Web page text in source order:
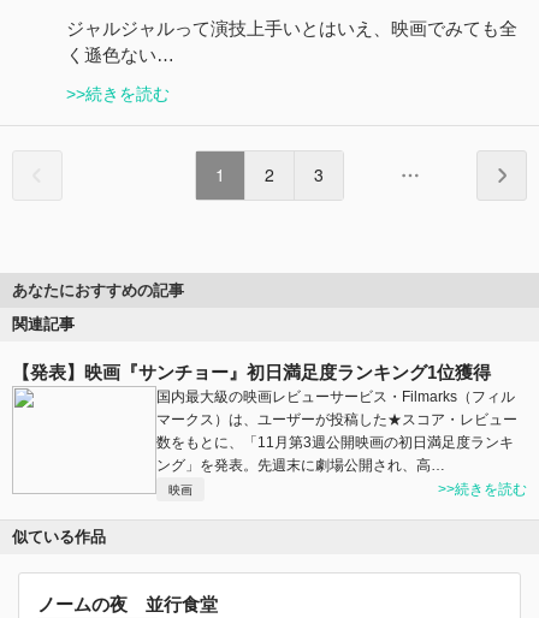
ジャルジャルって演技上手いとはいえ、映画でみても全
く遜色ない…
>>続きを読む
1 2 3
あなたにおすすめの記事
関連記事
【発表】映画『サンチョー』初日満足度ランキング1位獲得
国内最大級の映画レビューサービス・Filmarks（フィル
マークス）は、ユーザーが投稿した★スコア・レビュー
数をもとに、「11月第3週公開映画の初日満足度ランキ
ング」を発表。先週末に劇場公開され、高…
映画 >>続きを読む
似ている作品
ノームの夜 並行食堂